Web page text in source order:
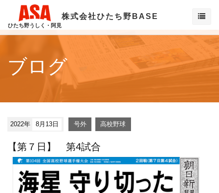
ひたち野うしく・阿見
株式会社ひたち野BASE
ブログ
2022年 8月13日 号外 高校野球
【第７日】 第4試合